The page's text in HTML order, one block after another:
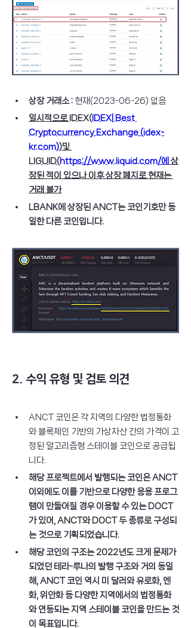
상장 거래소 : 현재(2023-06-26) 없음
일시적으로 IDEX( IDEX| Best
Cryptocurrency Exchange (idex-
kr.com))및
LIGUID(https://www.liquid.com/에 상
장된 적이 있으나 이후 상장 폐지로 현재는
거래 불가
LBANK에 상장된 ANCT는 코인기호만 동
일한 다른 코인입니다.
2. 수익 유형 및 검토 의견
ANCT 코인은 각 지역의 다양한 법정통화
와 블록체인 기반의 가상자산 간의 가격이 고
정된 알고리즘형 스테이블 코인으로 공급됩
니다.
해당 프로젝트에서 발행되는 코인은 ANCT
이외에도 이를 기반으로 다양한 응용 프로그
램이 만들어질 경우 이용할 수 있는 DOCT
가 있어, ANCT와 DOCT 두 종류로 구성되
는 것으로 기획되었습니다.
해당 코인의 구조는 2022년도 크게 문제가
되었던 테라-루나의 발행 구조와 거의 동일
해, ANCT 코인 역시 미 달러와 유로화, 엔
화, 위안화 등 다양한 지역에서의 법정통화
와 연동되는 지역 스테이블 코인을 만드는 것
이 목표입니다.